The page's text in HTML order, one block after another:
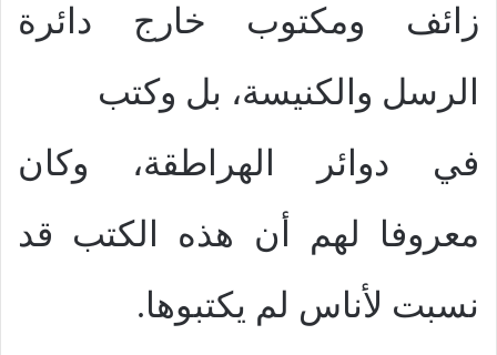
زائف ومكتوب خارج دائرة
الرسل والكنيسة، بل وكتب
في دوائر الهراطقة، وكان
معروفا لهم أن هذه الكتب قد
نسبت لأناس لم يكتبوها.